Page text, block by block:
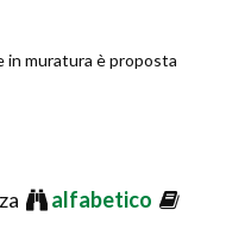
in muratura è proposta
alfabetico